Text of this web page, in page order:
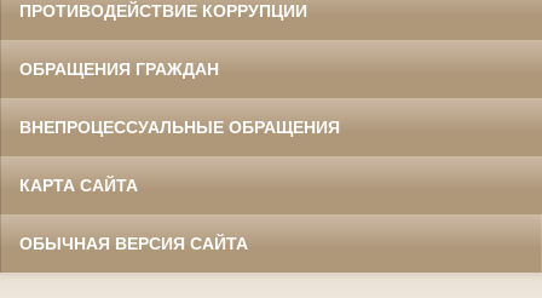
ПРОТИВОДЕЙСТВИЕ КОРРУПЦИИ
ОБРАЩЕНИЯ ГРАЖДАН
ВНЕПРОЦЕССУАЛЬНЫЕ ОБРАЩЕНИЯ
КАРТА САЙТА
ОБЫЧНАЯ ВЕРСИЯ САЙТА